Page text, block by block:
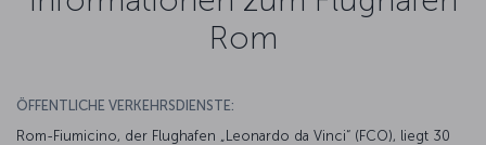
Rom
ÖFFENTLICHE VERKEHRSDIENSTE:
Rom-Fiumicino, der Flughafen „Leonardo da Vinci“ (FCO), liegt 30